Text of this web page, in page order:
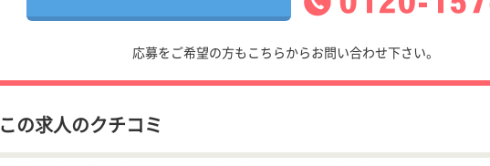
応募をご希望の方もこちらからお問い合わせ下さい。
この求人のクチコミ